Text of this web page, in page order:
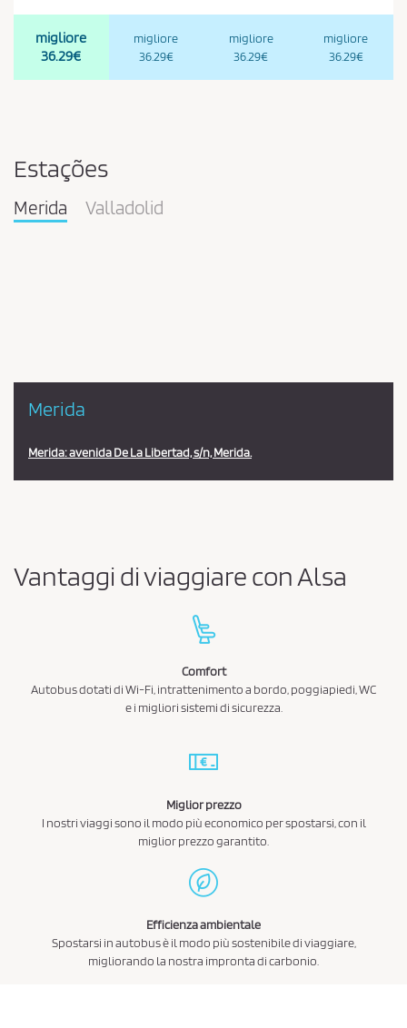
migliore
36.29€
migliore
36.29€
migliore
36.29€
migliore
36.29€
Estações
Merida Valladolid
Merida
Merida: avenida De La Libertad, s/n, Merida.
Vantaggi di viaggiare con Alsa
Comfort
Autobus dotati di Wi-Fi, intrattenimento a bordo, poggiapiedi, WC
e i migliori sistemi di sicurezza.
Miglior prezzo
I nostri viaggi sono il modo più economico per spostarsi, con il
miglior prezzo garantito.
Efficienza ambientale
Spostarsi in autobus è il modo più sostenibile di viaggiare,
migliorando la nostra impronta di carbonio.